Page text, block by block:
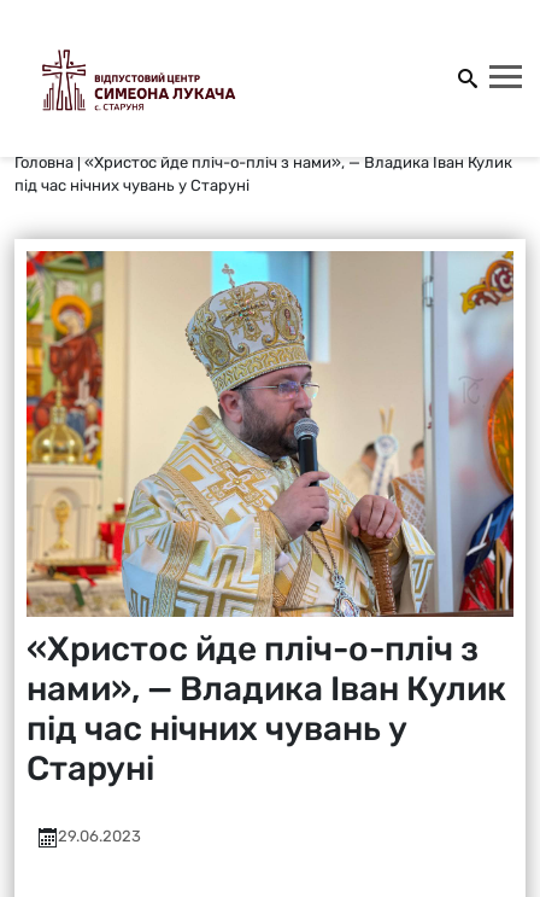
Головна | «Христос йде пліч-о-пліч з нами», — Владика Іван Кулик
під час нічних чувань у Старуні
«Христос йде пліч-о-пліч з
нами», — Владика Іван Кулик
під час нічних чувань у
Старуні
29.06.2023